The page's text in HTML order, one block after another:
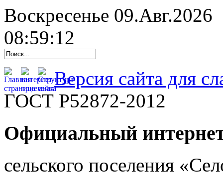
Воскресенье 09.Авг.2026
08:59:13
Версия сайта для
ГОСТ Р52872-2012
Официальный
cельского поселения